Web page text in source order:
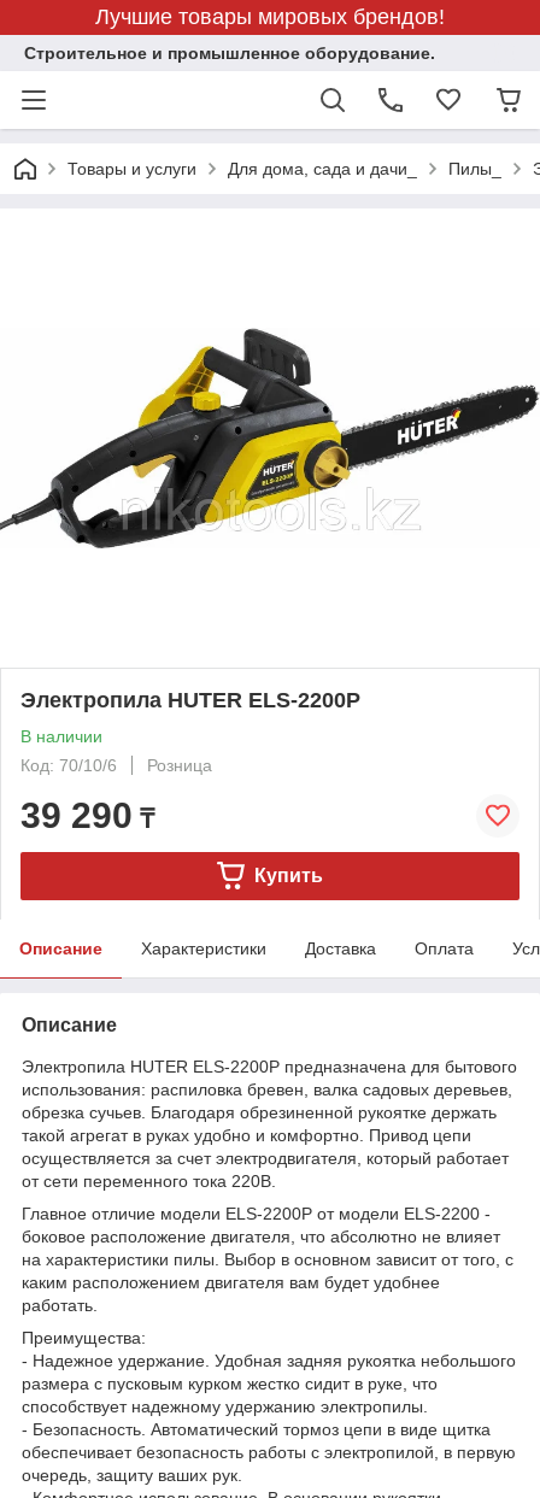
Лучшие товары мировых брендов!
Строительное и промышленное оборудование.
Товары и услуги Для дома, сада и дачи_ Пилы_
Электропила HUTER ELS-2200P
В наличии
Код: 70/10/6
Розница
39 290 ₸
Купить
Описание Характеристики Доставка Оплата
Описание
Электропила HUTER ELS-2200P предназначена для бытового
использования: распиловка бревен, валка садовых деревьев,
обрезка сучьев. Благодаря обрезиненной рукоятке держать
такой агрегат в руках удобно и комфортно. Привод цепи
осуществляется за счет электродвигателя, который работает
от сети переменного тока 220В.
Главное отличие модели ELS-2200P от модели ELS-2200 -
боковое расположение двигателя, что абсолютно не влияет
на характеристики пилы. Выбор в основном зависит от того, с
каким расположением двигателя вам будет удобнее
работать.
Преимущества:
- Надежное удержание. Удобная задняя рукоятка небольшого
размера с пусковым курком жестко сидит в руке, что
способствует надежному удержанию электропилы.
- Безопасность. Автоматический тормоз цепи в виде щитка
обеспечивает безопасность работы с электропилой, в первую
очередь, защиту ваших рук.